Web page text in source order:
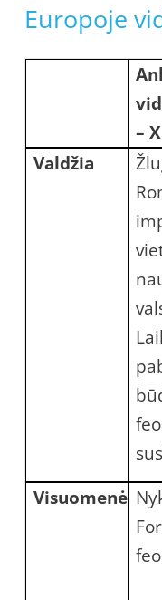
Europoje
–
Valdžia
Visuomenė